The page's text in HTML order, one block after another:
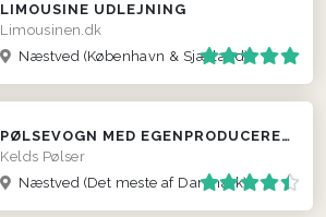
LIMOUSINE UDLEJNING
Limousinen.dk
Næstved (København & Sjælland)
PØLSEVOGN MED EGENPRODUCEREDE PØLSER
Kelds Pølser
Næstved (Det meste af Danmark)